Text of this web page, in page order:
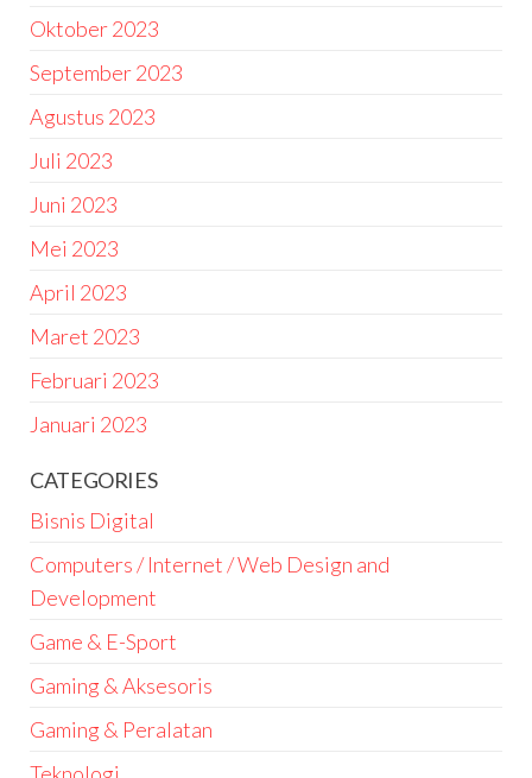
Oktober 2023
September 2023
Agustus 2023
Juli 2023
Juni 2023
Mei 2023
April 2023
Maret 2023
Februari 2023
Januari 2023
CATEGORIES
Bisnis Digital
Computers / Internet / Web Design and
Development
Game & E-Sport
Gaming & Aksesoris
Gaming & Peralatan